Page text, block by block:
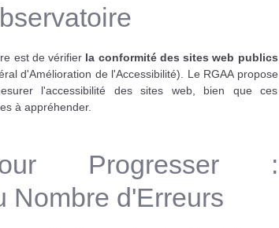
est de vérifier la conformité des sites web publics
d'Amélioration de l'Accessibilité). Le RGAA propose
l'accessibilité des sites web, bien que ces
à appréhender.
Progresser :
Nombre d'Erreurs